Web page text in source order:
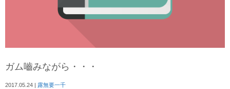
ガム嚙みながら・・・
2017.05.24 | 露無要一千